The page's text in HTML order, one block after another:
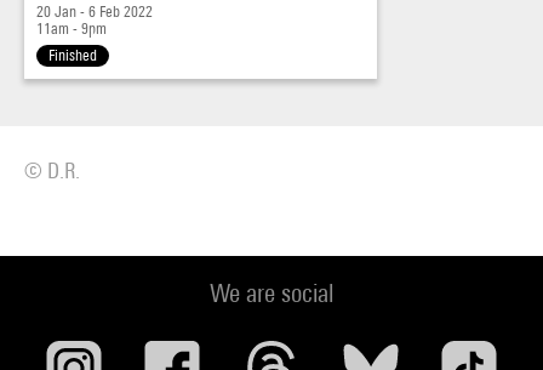
20 Jan - 6 Feb 2022
11am - 9pm
Finished
© D.R.
We are social